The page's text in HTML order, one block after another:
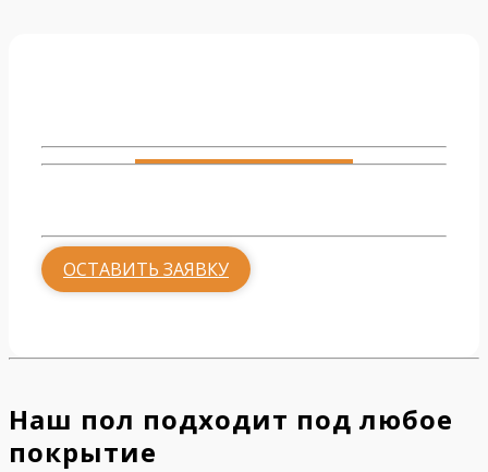
ОСТАВИТЬ ЗАЯВКУ
Наш пол подходит под любое
покрытие